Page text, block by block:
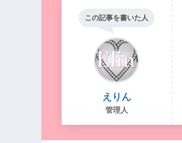
この記事を書いた人
えりん
管理人